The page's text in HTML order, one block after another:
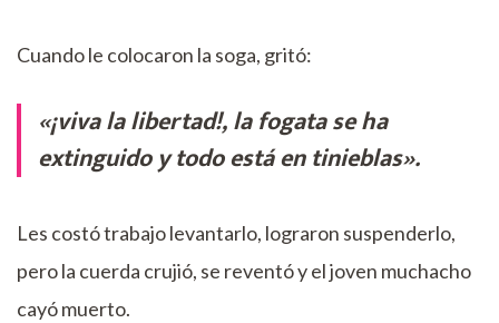
Cuando le colocaron la soga, gritó:
«¡viva la libertad!, la fogata se ha
extinguido y todo está en tinieblas».
Les costó trabajo levantarlo, lograron suspenderlo,
pero la cuerda crujió, se reventó y el joven muchacho
cayó muerto.